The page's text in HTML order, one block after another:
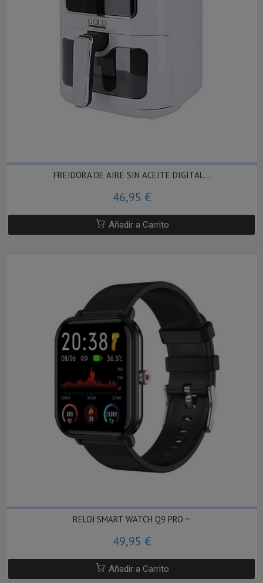
FREIDORA DE AIRE SIN ACEITE DIGITAL...
46,95 €
Añadir a Carrito
RELOJ SMART WATCH Q9 PRO ~
49,95 €
Añadir a Carrito